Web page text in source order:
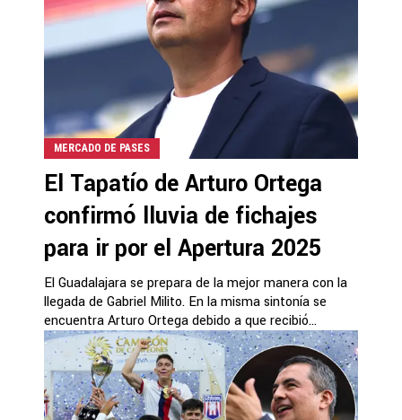
MERCADO DE PASES
El Tapatío de Arturo Ortega
confirmó lluvia de fichajes
para ir por el Apertura 2025
El Guadalajara se prepara de la mejor manera con la
llegada de Gabriel Milito. En la misma sintonía se
encuentra Arturo Ortega debido a que recibió...